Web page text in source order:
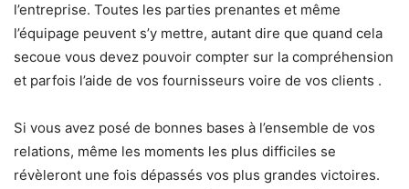
l’entreprise. Toutes les parties prenantes et même
l’équipage peuvent s’y mettre, autant dire que quand cela
secoue vous devez pouvoir compter sur la compréhension
et parfois l’aide de vos fournisseurs voire de vos clients .
Si vous avez posé de bonnes bases à l’ensemble de vos
relations, même les moments les plus difficiles se
révèleront une fois dépassés vos plus grandes victoires.